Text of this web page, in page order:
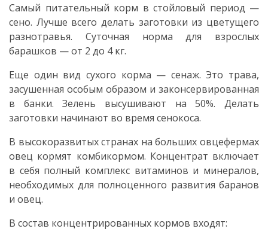
Самый питательный корм в стойловый период —
сено. Лучше всего делать заготовки из цветущего
разнотравья. Суточная норма для взрослых
барашков — от 2 до 4 кг.
Еще один вид сухого корма — сенаж. Это трава,
засушенная особым образом и законсервированная
в банки. Зелень высушивают на 50%. Делать
заготовки начинают во время сенокоса.
В высокоразвитых странах на больших овцефермах
овец кормят комбикормом. Концентрат включает
в себя полный комплекс витаминов и минералов,
необходимых для полноценного развития баранов
и овец.
В состав концентрированных кормов входят: